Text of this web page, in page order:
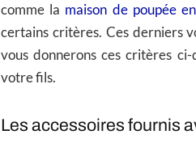
comme la maison de poupée
certains critères. Ces derniers
vous donnerons ces critères
votre fils.
Les accessoires fournis